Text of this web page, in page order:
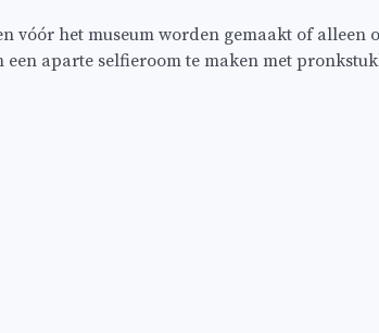
het museum worden gemaakt of alleen
aparte selfieroom te maken met